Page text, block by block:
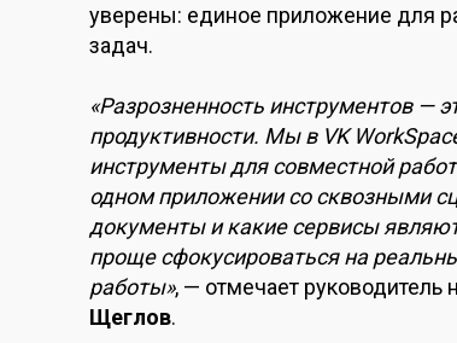
уверены: единое приложение для
задач.
«Разрозненность инструментов —
продуктивности. Мы в VK
инструменты для совместной
одном приложении со сквозными
документы и какие сервисы
проще сфокусироваться на
работы», — отмечает руководитель
Щеглов.